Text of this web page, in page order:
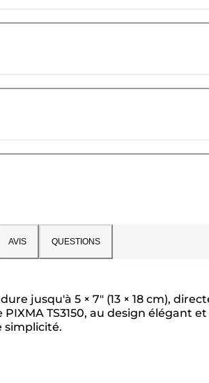
AVIS QUESTIONS
jusqu'à 5 × 7" (13 × 18 cm),
TS3150, au design élégant
simplicité.